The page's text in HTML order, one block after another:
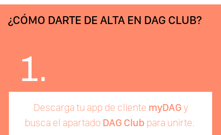
¿CÓMO DARTE DE ALTA EN DAG CLUB?
1.
Descarga tu app de cliente myDAG y
busca el apartado DAG Club para unirte.